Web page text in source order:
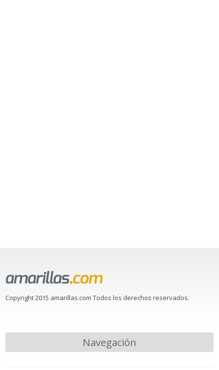
Copyright 2015 amarillas.com Todos los derechos reservados.
Navegación